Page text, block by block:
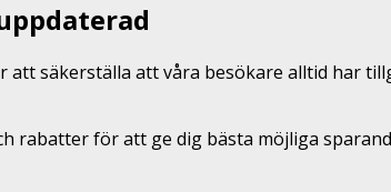
säkerställa att våra besökare alltid har
för att ge dig bästa möjliga